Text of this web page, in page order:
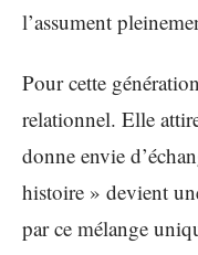
l’assument
Pour cette
relationnel. Elle
donne envie
histoire » devient
par ce mélange